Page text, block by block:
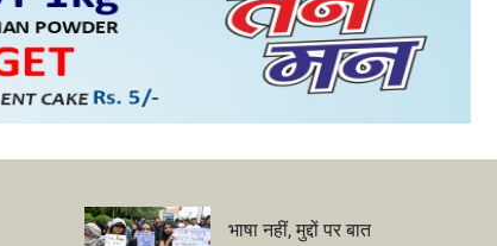
भाषा नहीं, मुद्दों पर बात